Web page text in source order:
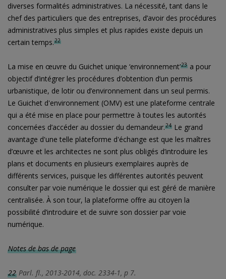
diverses formalités administratives. La nécessité, tant dans le
chef des particuliers que des entreprises, d’avoir des procédures
administratives plus simples et plus rapides existe depuis un
certain temps.22
La mise en œuvre du Guichet unique ‘environnement’23 a pour
objectif d’intégrer les procédures d’obtention d’un permis
urbanistique, de lotir ou d’environnement dans un seul permis.
Le Guichet d'environnement (OMV) est une plateforme centrale
qui a été mise en place pour permettre à toutes les autorités
concernées d’accéder au dossier du demandeur.24 Le grand
avantage d'une telle plateforme d'échange est que les maîtres
d’œuvre et les architectes ne sont plus obligés d’introduire les
plans et documents en plusieurs exemplaires auprès de
différents services, puisque les différentes autorités peuvent
consulter par voie numérique le dossier qui est géré de manière
centralisée. À son tour, la plateforme offre au citoyen la
possibilité d’introduire et de suivre son dossier par voie
numérique.
Notes de bas de page
22 Parl. fl., 2013-2014, doc. 2334-1, p 7.